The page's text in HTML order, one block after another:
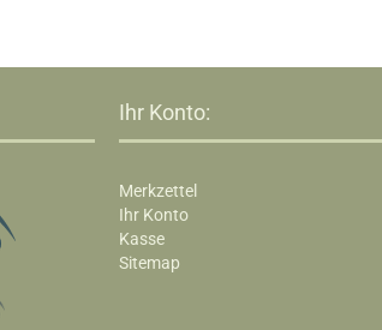
Ihr Konto:
Merkzettel
Ihr Konto
Kasse
Sitemap